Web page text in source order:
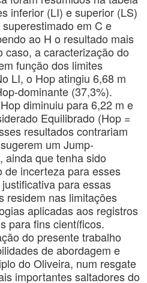
inferior (LI) e superior (LS)
em C e
ao H o resultado mais
caso, a caracterização do
função dos limites
LI, o Hop atingiu 6,68 m
dominante (37,3%).
diminuiu para 6,22 m e
Equilibrado (Hop =
resultados contrariam
um Jump-
ainda que tenha sido
de incerteza para esses
para essas
residem nas limitações
aplicadas aos registros
para fins científicos.
do presente trabalho
de abordagem e
do Oliveira, num resgate
importantes saltadores do